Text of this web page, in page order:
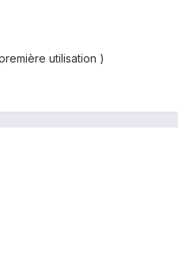
utilisation )